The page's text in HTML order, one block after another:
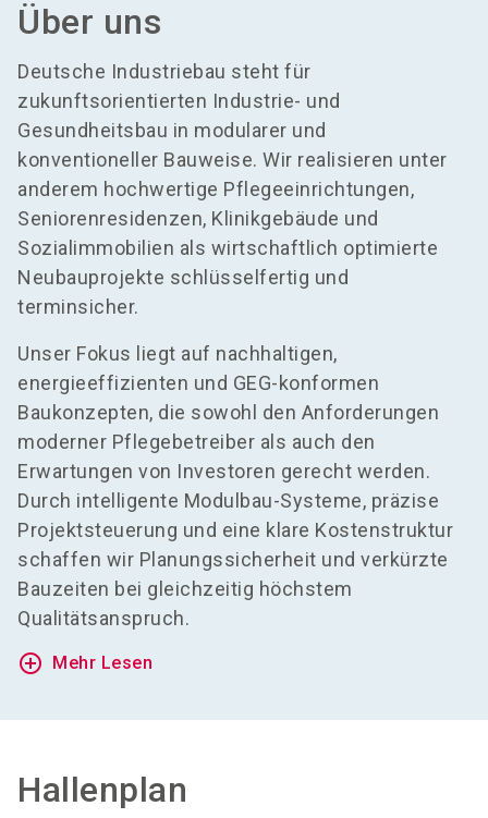
Über uns
Deutsche Industriebau steht für
zukunftsorientierten Industrie- und
Gesundheitsbau in modularer und
konventioneller Bauweise. Wir realisieren unter
anderem hochwertige Pflegeeinrichtungen,
Seniorenresidenzen, Klinikgebäude und
Sozialimmobilien als wirtschaftlich optimierte
Neubauprojekte schlüsselfertig und
terminsicher.
Unser Fokus liegt auf nachhaltigen,
energieeffizienten und GEG-konformen
Baukonzepten, die sowohl den Anforderungen
moderner Pflegebetreiber als auch den
Erwartungen von Investoren gerecht werden.
Durch intelligente Modulbau-Systeme, präzise
Projektsteuerung und eine klare Kostenstruktur
schaffen wir Planungssicherheit und verkürzte
Bauzeiten bei gleichzeitig höchstem
Qualitätsanspruch.
add_circle_outline Mehr Lesen
Hallenplan